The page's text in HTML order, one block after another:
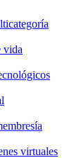
vida
virtuales